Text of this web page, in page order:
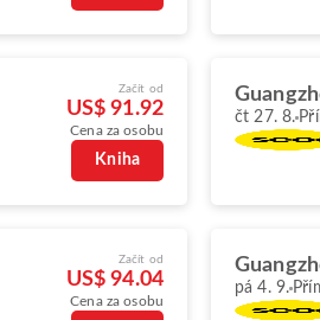
Začít od
US$ 91.92
Cena za osobu
Kniha
čt 27. 8.
Začít od
US$ 94.04
Cena za osobu
pá 4. 9.